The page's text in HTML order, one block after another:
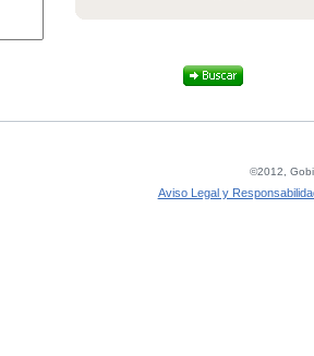
©2012,
Aviso Legal y